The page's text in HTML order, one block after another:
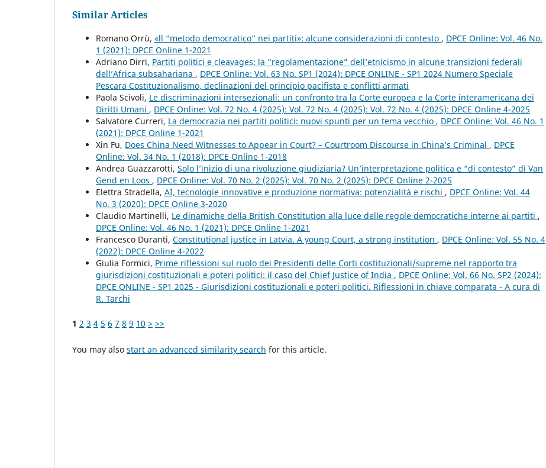
Similar Articles
Romano Orrù, «ll “metodo democratico” nei partiti»: alcune considerazioni di contesto , DPCE Online: Vol. 46 No.
1 (2021): DPCE Online 1-2021
Adriano Dirri, Partiti politici e cleavages: la “regolamentazione” dell’etnicismo in alcune transizioni federali
dell’Africa subsahariana , DPCE Online: Vol. 63 No. SP1 (2024): DPCE ONLINE - SP1 2024 Numero Speciale
Pescara Costituzionalismo, declinazioni del principio pacifista e conflitti armati
Paola Scivoli, Le discriminazioni intersezionali: un confronto tra la Corte europea e la Corte interamericana dei
Diritti Umani , DPCE Online: Vol. 72 No. 4 (2025): Vol. 72 No. 4 (2025): Vol. 72 No. 4 (2025): DPCE Online 4-2025
Salvatore Curreri, La democrazia nei partiti politici: nuovi spunti per un tema vecchio , DPCE Online: Vol. 46 No. 1
(2021): DPCE Online 1-2021
Xin Fu, Does China Need Witnesses to Appear in Court? – Courtroom Discourse in China’s Criminal , DPCE
Online: Vol. 34 No. 1 (2018): DPCE Online 1-2018
Andrea Guazzarotti, Solo l’inizio di una rivoluzione giudiziaria? Un’interpretazione politica e “di contesto” di Van
Gend en Loos , DPCE Online: Vol. 70 No. 2 (2025): Vol. 70 No. 2 (2025): DPCE Online 2-2025
Elettra Stradella, AI, tecnologie innovative e produzione normativa: potenzialità e rischi , DPCE Online: Vol. 44
No. 3 (2020): DPCE Online 3-2020
Claudio Martinelli, Le dinamiche della British Constitution alla luce delle regole democratiche interne ai partiti ,
DPCE Online: Vol. 46 No. 1 (2021): DPCE Online 1-2021
Francesco Duranti, Constitutional justice in Latvia. A young Court, a strong institution , DPCE Online: Vol. 55 No. 4
(2022): DPCE Online 4-2022
Giulia Formici, Prime riflessioni sul ruolo dei Presidenti delle Corti costituzionali/supreme nel rapporto tra
giurisdizioni costituzionali e poteri politici: il caso del Chief Justice of India , DPCE Online: Vol. 66 No. SP2 (2024):
DPCE ONLINE - SP1 2025 - Giurisdizioni costituzionali e poteri politici. Riflessioni in chiave comparata - A cura di
R. Tarchi
1 2 3 4 5 6 7 8 9 10 > >>
You may also start an advanced similarity search for this article.